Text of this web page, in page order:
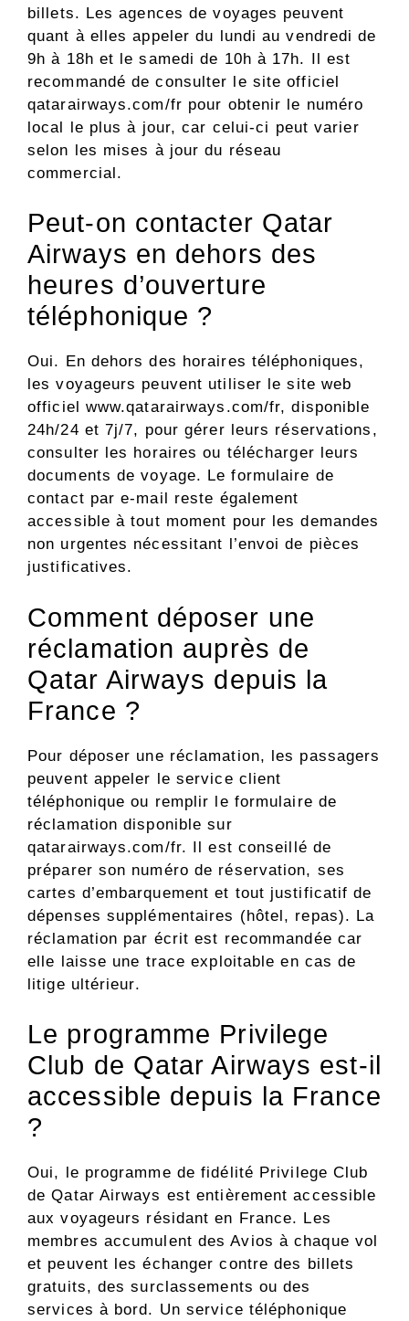
billets. Les agences de voyages peuvent
quant à elles appeler du lundi au vendredi de
9h à 18h et le samedi de 10h à 17h. Il est
recommandé de consulter le site officiel
qatarairways.com/fr pour obtenir le numéro
local le plus à jour, car celui-ci peut varier
selon les mises à jour du réseau
commercial.
Peut-on contacter Qatar
Airways en dehors des
heures d’ouverture
téléphonique ?
Oui. En dehors des horaires téléphoniques,
les voyageurs peuvent utiliser le site web
officiel www.qatarairways.com/fr, disponible
24h/24 et 7j/7, pour gérer leurs réservations,
consulter les horaires ou télécharger leurs
documents de voyage. Le formulaire de
contact par e-mail reste également
accessible à tout moment pour les demandes
non urgentes nécessitant l’envoi de pièces
justificatives.
Comment déposer une
réclamation auprès de
Qatar Airways depuis la
France ?
Pour déposer une réclamation, les passagers
peuvent appeler le service client
téléphonique ou remplir le formulaire de
réclamation disponible sur
qatarairways.com/fr. Il est conseillé de
préparer son numéro de réservation, ses
cartes d’embarquement et tout justificatif de
dépenses supplémentaires (hôtel, repas). La
réclamation par écrit est recommandée car
elle laisse une trace exploitable en cas de
litige ultérieur.
Le programme Privilege
Club de Qatar Airways est-il
accessible depuis la France
?
Oui, le programme de fidélité Privilege Club
de Qatar Airways est entièrement accessible
aux voyageurs résidant en France. Les
membres accumulent des Avios à chaque vol
et peuvent les échanger contre des billets
gratuits, des surclassements ou des
services à bord. Un service téléphonique